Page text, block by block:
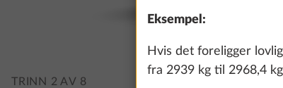
TRINN 2 AV 8
Eksempel:
Hvis det foreligger
fra 2939 kg til 2968,4